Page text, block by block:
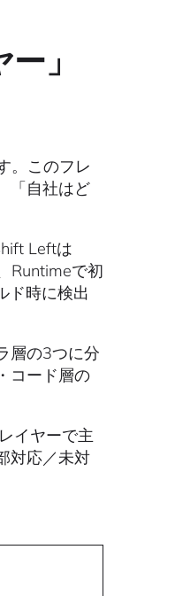
」
。このフレ
「自社はど
Leftは
Runtimeで初
ド時に検出
層の3つに分
コード層の
イヤーで主
対応／未対